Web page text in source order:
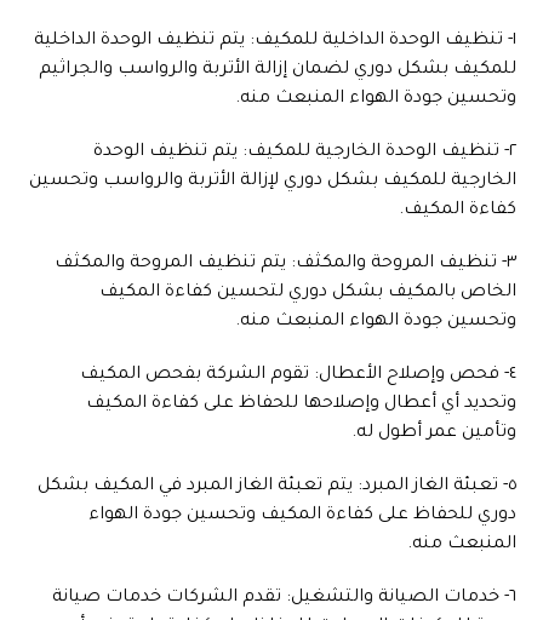
١- تنظيف الوحدة الداخلية للمكيف: يتم تنظيف الوحدة الداخلية
للمكيف بشكل دوري لضمان إزالة الأتربة والرواسب والجراثيم
وتحسين جودة الهواء المنبعث منه.
٢- تنظيف الوحدة الخارجية للمكيف: يتم تنظيف الوحدة
الخارجية للمكيف بشكل دوري لإزالة الأتربة والرواسب وتحسين
كفاءة المكيف.
٣- تنظيف المروحة والمكثف: يتم تنظيف المروحة والمكثف
الخاص بالمكيف بشكل دوري لتحسين كفاءة المكيف
وتحسين جودة الهواء المنبعث منه.
٤- فحص وإصلاح الأعطال: تقوم الشركة بفحص المكيف
وتحديد أي أعطال وإصلاحها للحفاظ على كفاءة المكيف
وتأمين عمر أطول له.
٥- تعبئة الغاز المبرد: يتم تعبئة الغاز المبرد في المكيف بشكل
دوري للحفاظ على كفاءة المكيف وتحسين جودة الهواء
المنبعث منه.
٦- خدمات الصيانة والتشغيل: تقدم الشركات خدمات صيانة